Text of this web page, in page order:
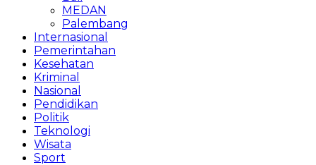
MEDAN
Palembang
Internasional
Pemerintahan
Kesehatan
Kriminal
Nasional
Pendidikan
Politik
Teknologi
Wisata
Sport